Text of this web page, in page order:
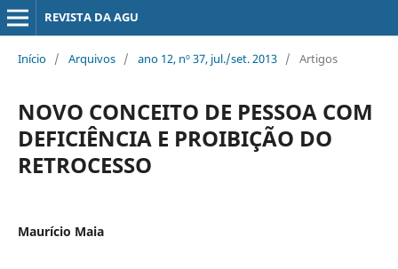
REVISTA DA AGU
Início / Arquivos / ano 12, nº 37, jul./set. 2013 / Artigos
NOVO CONCEITO DE PESSOA COM
DEFICIÊNCIA E PROIBIÇÃO DO
RETROCESSO
Maurício Maia